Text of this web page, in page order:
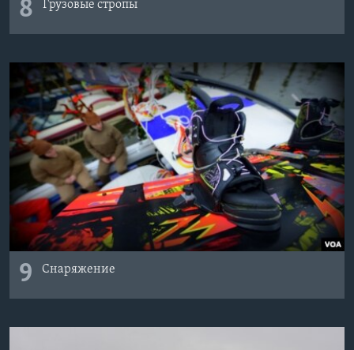
8 Грузовые стропы
9 Снаряжение